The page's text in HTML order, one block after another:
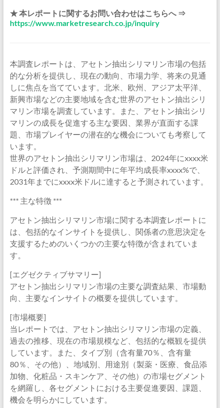
★ 本レポートに関するお問い合わせはこちらへ ⇒
https://www.marketresearch.co.jp/inquiry
本調査レポートは、アセトン抽出シリマリン市場の包括
的な分析を提供し、現在の動向、市場力学、将来の見通
しに焦点を当てています。北米、欧州、アジア太平洋、
新興市場などの主要地域を含む世界のアセトン抽出シリ
マリン市場を調査しています。また、アセトン抽出シリ
マリンの成長を促進する主な要因、業界が直面する課
題、市場プレイヤーの潜在的な機会についても考察して
います。
世界のアセトン抽出シリマリン市場は、2024年にxxxx米
ドルと評価され、予測期間中に年平均成長率xxxx%で、
2031年までにxxxx米ドルに達すると予測されています。
*** 主な特徴 ***
アセトン抽出シリマリン市場に関する本調査レポートに
は、包括的なインサイトを提供し、関係者の意思決定を
支援するためのいくつかの主要な特徴が含まれていま
す。
[エグゼクティブサマリー]
アセトン抽出シリマリン市場の主要な調査結果、市場動
向、主要なインサイトの概要を提供しています。
[市場概要]
当レポートでは、アセトン抽出シリマリン市場の定義、
過去の推移、現在の市場規模など、包括的な概観を提供
しています。また、タイプ別（含有量70％、含有量
80％、その他）、地域別、用途別（製薬・医療、食品添
加物、化粧品・スキンケア、その他）の市場セグメント
を網羅し、各セグメントにおける主要促進要因、課題、
機会を明らかにしています。